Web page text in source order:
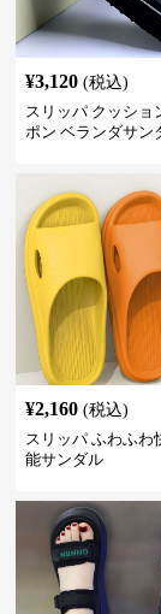
¥3,120 (税込)
スリッパ クッショ
ポン ベランダサン
¥2,160 (税込)
スリッパ ふわふわ
能サンダル